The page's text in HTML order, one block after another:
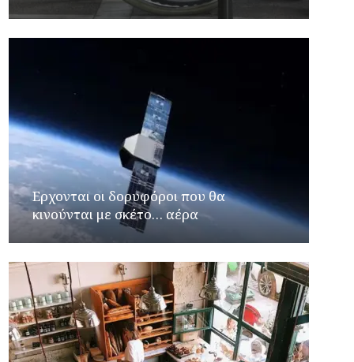
Ερχονται οι δορυφόροι που θα
κινούνται με σκέτο… αέρα